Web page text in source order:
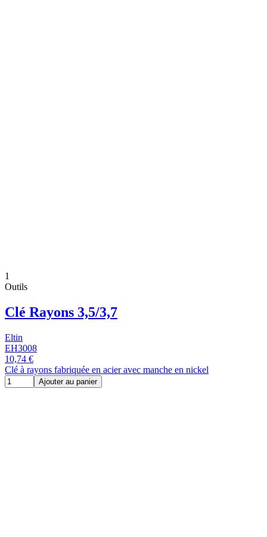
1
Outils
Clé Rayons 3,5/3,7
Eltin
EH3008
10,74 €
Clé à rayons fabriquée en acier avec manche en nickel
Ajouter au panier